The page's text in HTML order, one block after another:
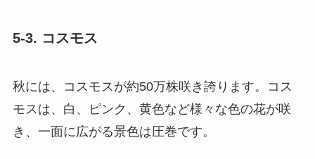
5-3. コスモス
秋には、コスモスが約50万株咲き誇ります。コス
モスは、白、ピンク、黄色など様々な色の花が咲
き、一面に広がる景色は圧巻です。